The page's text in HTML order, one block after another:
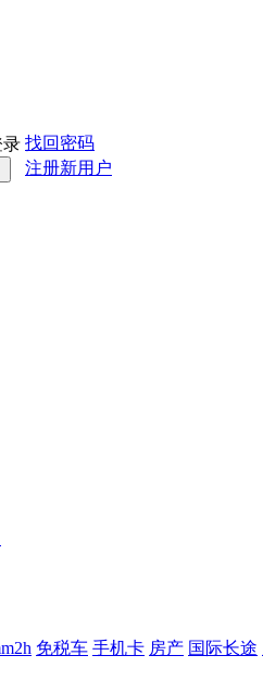
录 找回密码
注册新用户
免税车 手机卡 房产 国际长途